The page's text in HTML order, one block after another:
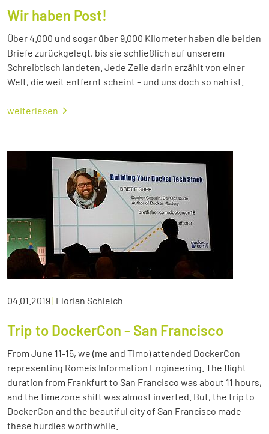
Wir haben Post!
Über 4.000 und sogar über 9.000 Kilometer haben die beiden
Briefe zurückgelegt, bis sie schließlich auf unserem
Schreibtisch landeten. Jede Zeile darin erzählt von einer
Welt, die weit entfernt scheint – und uns doch so nah ist.
weiterlesen
04.01.2019| Florian Schleich
Trip to DockerCon - San Francisco
From June 11-15, we (me and Timo) attended DockerCon
representing Romeis Information Engineering. The flight
duration from Frankfurt to San Francisco was about 11 hours,
and the timezone shift was almost inverted. But, the trip to
DockerCon and the beautiful city of San Francisco made
these hurdles worthwhile.